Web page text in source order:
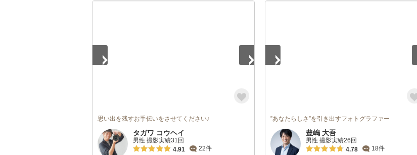
思い出を残すお手伝いをさせてください♪
タガワ コウヘイ
男性 撮影実績31回
4.91
22件
”あなたらしさ”を引き出すフォトグラファー
豊嶋 大吾
男性 撮影実績26回
4.78
18件